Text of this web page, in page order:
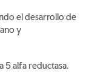
el desarrollo de
y
5 alfa reductasa.